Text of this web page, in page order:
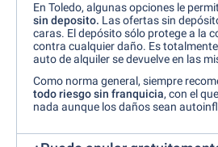
En Toledo, algunas opciones le
sin deposito. Las ofertas sin
caras. El depósito sólo protege a la
contra cualquier daño. Es
auto de alquiler se devuelve en las
Como norma general, siempre
todo riesgo sin franquicia, con el
nada aunque los daños sean